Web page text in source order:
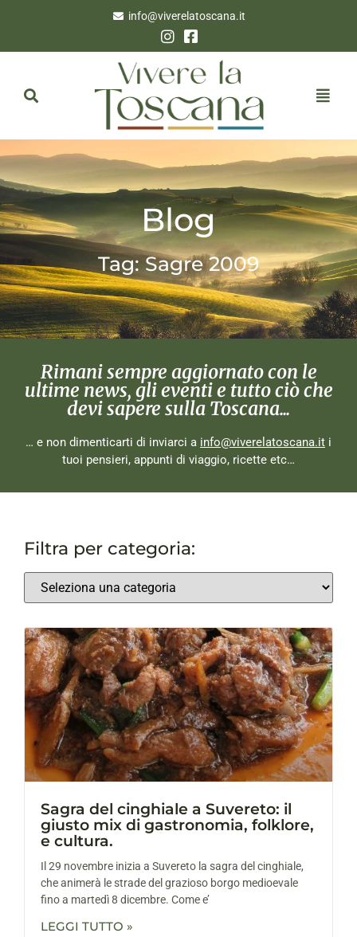
info@viverelatoscana.it
Blog
Tag: Sagre 2009
Rimani sempre aggiornato con le
ultime news, gli eventi e tutto ciò che
devi sapere sulla Toscana...
… e non dimenticarti di inviarci a info@viverelatoscana.it i
tuoi pensieri, appunti di viaggio, ricette etc…
Filtra per categoria:
Sagra del cinghiale a Suvereto: il
giusto mix di gastronomia, folklore,
e cultura.
Il 29 novembre inizia a Suvereto la sagra del cinghiale,
che animerà le strade del grazioso borgo medioevale
fino a martedì 8 dicembre. Come e’
LEGGI TUTTO »